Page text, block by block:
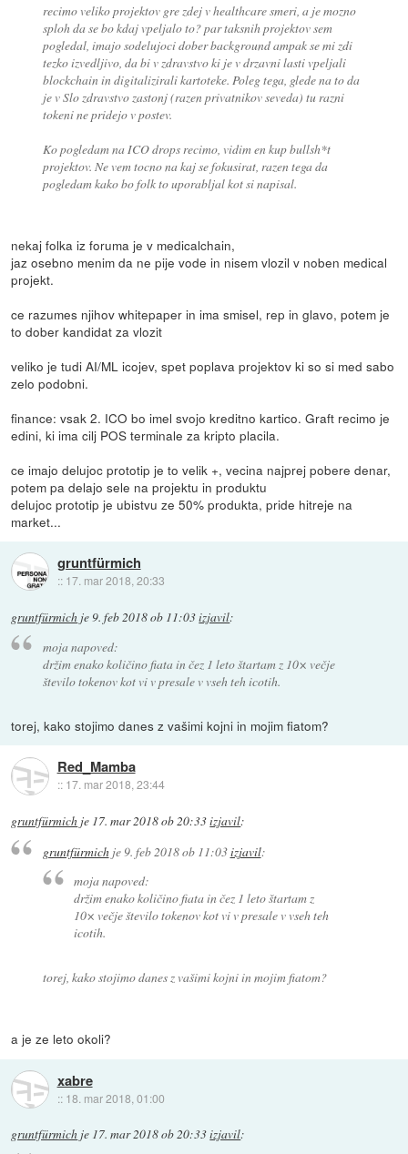
recimo veliko projektov gre zdej v healthcare smeri, a je mozno
sploh da se bo kdaj vpeljalo to? par taksnih projektov sem
pogledal, imajo sodelujoci dober background ampak se mi zdi
tezko izvedljivo, da bi v zdravstvo ki je v drzavni lasti vpeljali
blockchain in digitalizirali kartoteke. Poleg tega, glede na to da
je v Slo zdravstvo zastonj (razen privatnikov seveda) tu razni
tokeni ne pridejo v postev.
Ko pogledam na ICO drops recimo, vidim en kup bullsh*t
projektov. Ne vem tocno na kaj se fokusirat, razen tega da
pogledam kako bo folk to uporabljal kot si napisal.
nekaj folka iz foruma je v medicalchain,
jaz osebno menim da ne pije vode in nisem vlozil v noben medical
projekt.
ce razumes njihov whitepaper in ima smisel, rep in glavo, potem je
to dober kandidat za vlozit
veliko je tudi AI/ML icojev, spet poplava projektov ki so si med sabo
zelo podobni.
finance: vsak 2. ICO bo imel svojo kreditno kartico. Graft recimo je
edini, ki ima cilj POS terminale za kripto placila.
ce imajo delujoc prototip je to velik +, vecina najprej pobere denar,
potem pa delajo sele na projektu in produktu
delujoc prototip je ubistvu ze 50% produkta, pride hitreje na
market...
gruntfürmich
:: 17. mar 2018, 20:33
gruntfürmich je9. feb 2018 ob 11:03izjavil:
moja napoved:
držim enako količino fiata in čez 1 leto štartam z 10× večje
število tokenov kot vi v presale v vseh teh icotih.
torej, kako stojimo danes z vašimi kojni in mojim fiatom?
Red_Mamba
:: 17. mar 2018, 23:44
gruntfürmich je 17. mar 2018 ob 20:33izjavil:
gruntfürmichje 9. feb 2018 ob 11:03izjavil:
moja napoved:
držim enako količino fiata in čez 1 leto štartam z
10× večje število tokenov kot vi v presale v vseh teh
icotih.
torej, kako stojimo danes z vašimi kojni in mojim fiatom?
a je ze leto okoli?
xabre
:: 18. mar 2018, 01:00
gruntfürmich je 17. mar 2018 ob 20:33izjavil: